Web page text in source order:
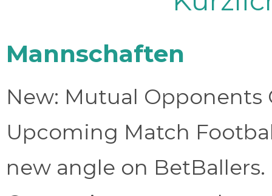
Mannschaften
New: Mutual Opponents
Upcoming Match
new angle on